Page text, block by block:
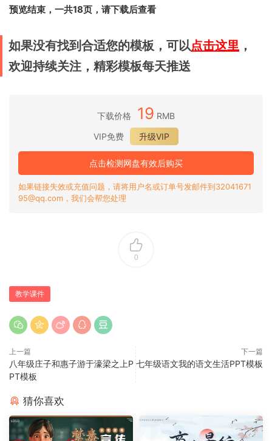
预览结束，一共18页，请下载后查看
如果没有找到合适您的模板，可以点击这里 ，
欢迎持续关注，精彩模板每天推送
下载价格 19 RMB
VIP免费
升级VIP
点击检测网盘有效后购买
如果链接失效或充值问题，请将用户名或订单号发邮件到32041671
95@qq.com，我们会帮您处理
0
教学课件
上一篇
八年级庄子和惠子游于濠梁之上P
PT模板
下一篇
七年级语文我的语文生活PPT模板
猜你喜欢